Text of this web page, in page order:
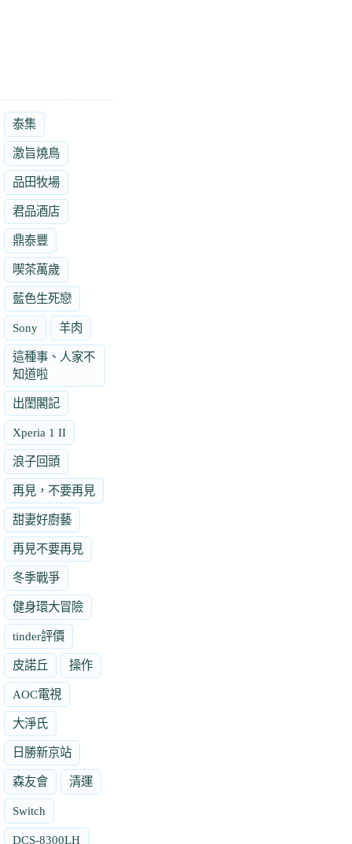
泰集
激旨燒鳥
品田牧場
君品酒店
鼎泰豐
喫茶萬歲
藍色生死戀
Sony 羊肉
這種事、人家不
知道啦
出閨閣記
Xperia 1 II
浪子回頭
再見，不要再見
甜妻好廚藝
再見不要再見
冬季戰爭
健身環大冒險
tinder評價
皮諾丘 操作
AOC電視
大淨氏
日勝新京站
森友會 清運
Switch
DCS-8300LH